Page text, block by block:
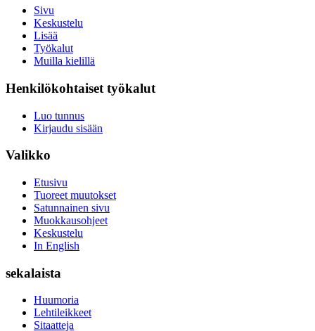
Sivu
Keskustelu
Lisää
Työkalut
Muilla kielillä
Henkilökohtaiset työkalut
Luo tunnus
Kirjaudu sisään
Valikko
Etusivu
Tuoreet muutokset
Satunnainen sivu
Muokkausohjeet
Keskustelu
In English
sekalaista
Huumoria
Lehtileikkeet
Sitaatteja